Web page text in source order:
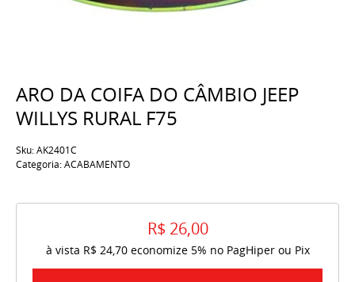
ARO DA COIFA DO CÂMBIO JEEP
WILLYS RURAL F75
Sku:AK2401C
Categoria:ACABAMENTO
R$ 26,00
à vista R$ 24,70economize 5% no PagHiper ou Pix